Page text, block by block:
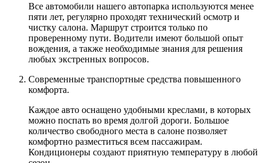
Все автомобили нашего автопарка используются менее
пяти лет, регулярно проходят технический осмотр и
чистку салона. Маршрут строится только по
проверенному пути. Водители имеют большой опыт
вождения, а также необходимые знания для решения
любых экстренных вопросов.
Современные транспортные средства повышенного
комфорта.
Каждое авто оснащено удобными креслами, в которых
можно поспать во время долгой дороги. Большое
количество свободного места в салоне позволяет
комфортно разместиться всем пассажирам.
Кондиционеры создают приятную температуру в любой